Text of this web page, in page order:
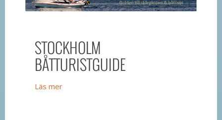
STOCKHOLM
BÅTTURISTGUIDE
Läs mer